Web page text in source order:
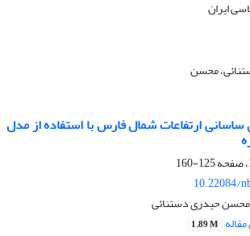
محسن
ساسانی ارتفاعات شمال فارس با استفاده از مدل
125-160
10.22084/
محسن حیدری دستنائی
1.89 M